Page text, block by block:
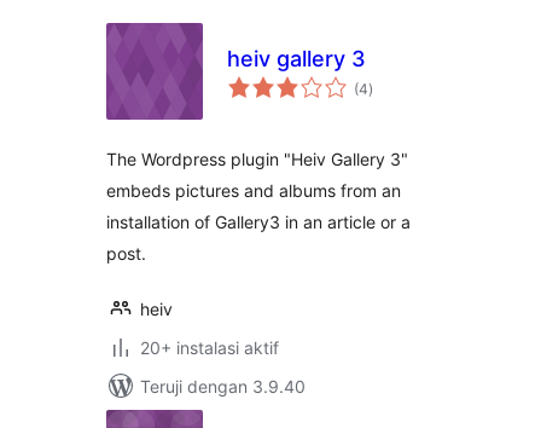
heiv gallery 3
(4total
rating
)
The Wordpress plugin "Heiv Gallery 3"
embeds pictures and albums from an
installation of Gallery3 in an article or a
post.
heiv
20+ instalasi aktif
Teruji dengan 3.9.40